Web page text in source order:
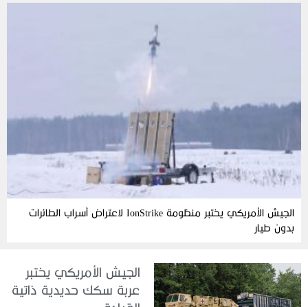
الجيش الأمريكي يختبر منظومة IonStrike لاعتراض أسراب الطائرات
بدون طيار
الجيش الأمريكي يختبر
عربة سكك حديدية ذاتية